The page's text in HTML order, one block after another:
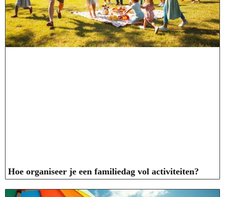
Hoe organiseer je een familiedag vol activiteiten?